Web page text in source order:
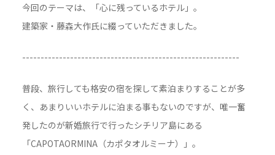
今回のテーマは、「心に残っているホテル」。
建築家・藤森大作氏に綴っていただきました。
-----------------------------------------------------------
普段、旅行しても格安の宿を探して素泊まりすることが多
く、あまりいいホテルに泊まる事もないのですが、唯一奮
発したのが新婚旅行で行ったシチリア島にある
「CAPOTAORMINA（カポタオルミーナ）」。